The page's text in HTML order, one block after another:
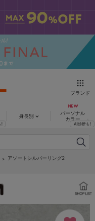
ブランド
身長別
パーソナル
カラー
アソートシルバーリング2